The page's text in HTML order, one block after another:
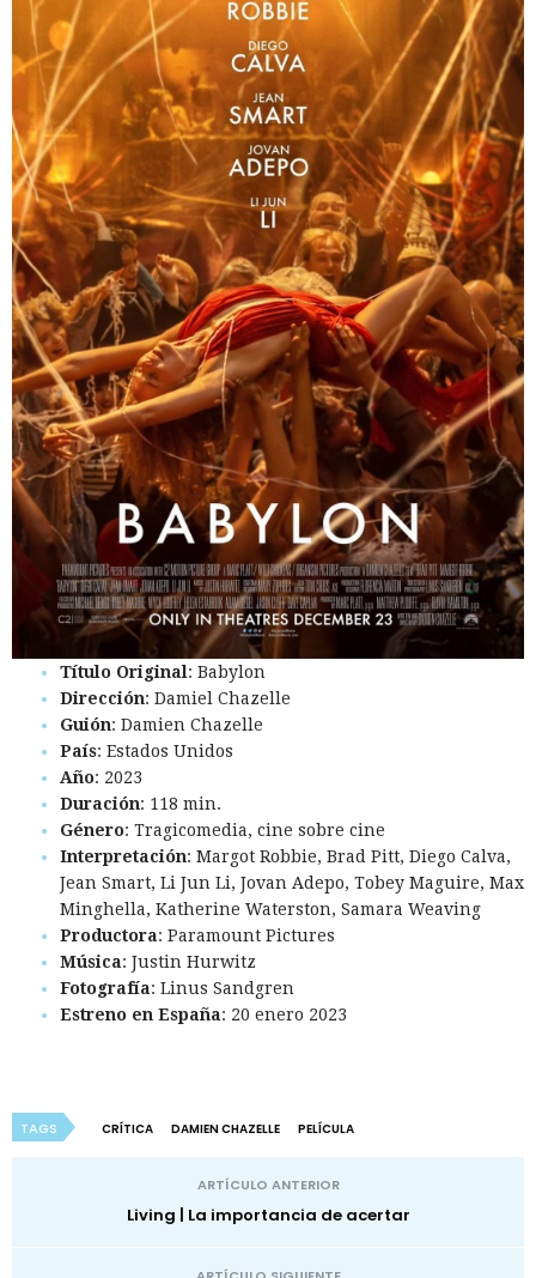
Título Original: Babylon
Dirección: Damiel Chazelle
Guión: Damien Chazelle
País: Estados Unidos
Año: 2023
Duración: 118 min.
Género: Tragicomedia, cine sobre cine
Interpretación: Margot Robbie, Brad Pitt, Diego Calva,
Jean Smart, Li Jun Li, Jovan Adepo, Tobey Maguire, Max
Minghella, Katherine Waterston, Samara Weaving
Productora: Paramount Pictures
Música: Justin Hurwitz
Fotografía: Linus Sandgren
Estreno en España: 20 enero 2023
TAGS CRÍTICA DAMIEN CHAZELLE PELÍCULA
ARTÍCULO ANTERIOR
Living | La importancia de acertar